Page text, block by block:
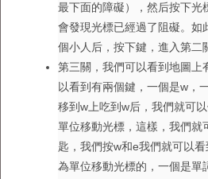
最下面的障礙），然后按下光
會發現光標已經過了阻礙。如
個小人后，按下鍵，進入第二
第三關，我們可以看到地圖上
以看到有兩個鍵，一個是w，
移到w上吃到w后，我們就可
單位移動光標，這樣，我們就
匙，我們按w和e我們就可以
為單位移動光標的，一個是單